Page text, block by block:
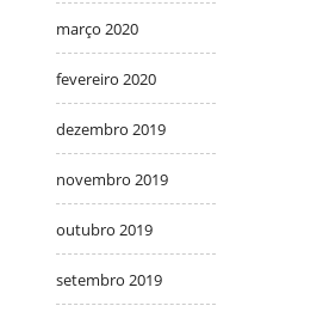
março 2020
fevereiro 2020
dezembro 2019
novembro 2019
outubro 2019
setembro 2019